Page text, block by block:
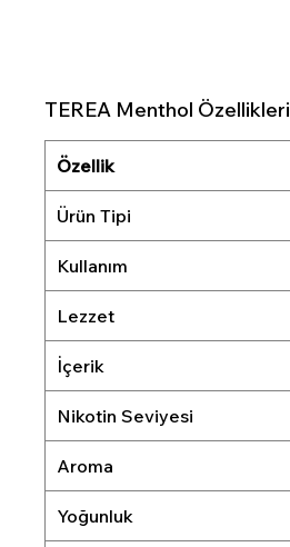
TEREA Menthol Özellikleri
Özellik
Ürün Tipi
Kullanım
Lezzet
İçerik
Nikotin Seviyesi
Aroma
Yoğunluk